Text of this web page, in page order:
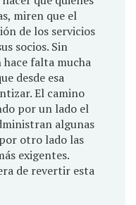
miren que el
de los servicios
socios. Sin
hace falta mucha
desde esa
El camino
por un lado el
algunas
otro lado las
exigentes.
de revertir esta